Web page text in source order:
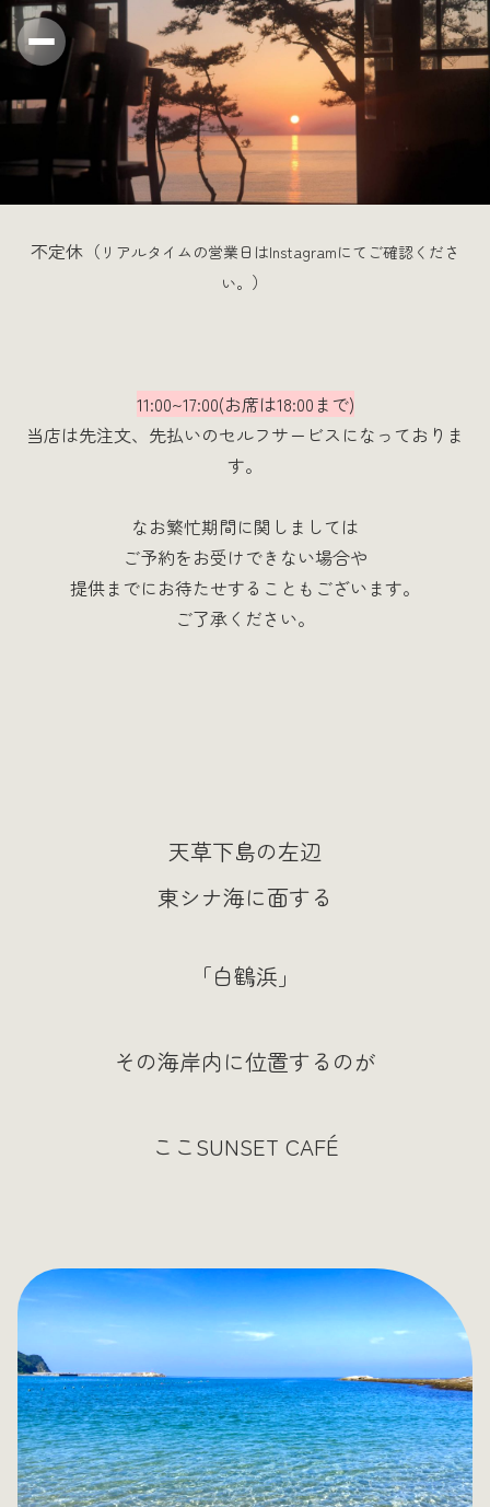
不定休（ リアルタイムの営業日はInstagramにてご確認くださ
い。 ）
11:00~17:00(お席は18:00まで)
当店は先注文、先払いのセルフサービスになっておりま
す。
なお繁忙期間に関しましては
ご予約をお受けできない場合や
提供までにお待たせすることもございます。
ご了承ください。
天草下島の左辺
東シナ海に面する
「白鶴浜」
その海岸内に位置するのが
ここSUNSET CAFÉ